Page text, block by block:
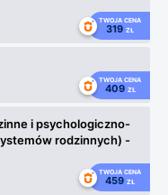
TWOJA CENA
319 ZŁ
TWOJA CENA
409 ZŁ
i psychologiczno-
rodzinnych) -
TWOJA CENA
459 ZŁ